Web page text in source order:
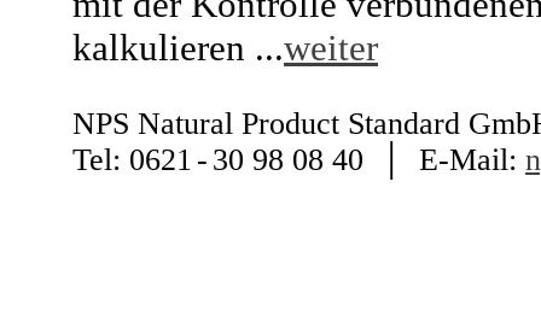
kalkulieren ...weiter
NPS Natural Product Standard
Tel: 0621 - 30 98 08 40 │ E-Mail: